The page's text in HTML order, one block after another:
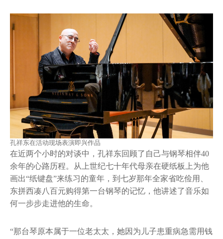
孔祥东在活动现场表演即兴作品
在近两个小时的对谈中，孔祥东回顾了自己与钢琴相伴40
余年的心路历程。从上世纪七十年代母亲在硬纸板上为他
画出“纸键盘”来练习的童年，到七岁那年全家省吃俭用、
东拼西凑八百元购得第一台钢琴的记忆，他讲述了音乐如
何一步步走进他的生命。
“那台琴原本属于一位老太太，她因为儿子患重病急需用钱